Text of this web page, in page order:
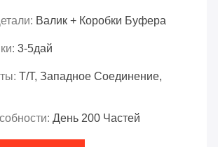
Валик + Коробки Буфера
3-5дай
T/T, Западное Соединение,
День 200 Частей